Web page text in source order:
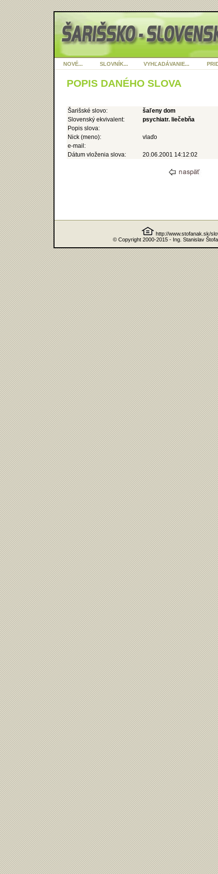
NOVÉ... SLOVNÍK... VYHĽADÁVANIE...
POPIS DANÉHO SLOVA
Šarišské slovo:
šaľeny dom
Slovenský ekvivalent:
psychiatr. liečebňa
Popis slova:
Nick (meno):
vlaďo
e-mail:
Dátum vloženia slova:
20.06.2001 14:12:02
http://www.stofanak.sk/
© Copyright 2000-2015 - Ing. Stanislav